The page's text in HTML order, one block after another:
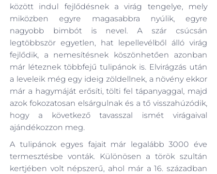
között indul fejlődésnek a virág tengelye, mely
miközben egyre magasabbra nyúlik, egyre
nagyobb bimbót is nevel. A szár csúcsán
legtöbbször egyetlen, hat lepellevélből álló virág
fejlődik, a nemesítésnek köszönhetően azonban
már léteznek többfejű tulipánok is. Elvirágzás után
a leveleik még egy ideig zöldellnek, a növény ekkor
már a hagymáját erősíti, tölti fel tápanyaggal, majd
azok fokozatosan elsárgulnak és a tő visszahúzódik,
hogy a következő tavasszal ismét virágaival
ajándékozzon meg.
A tulipánok egyes fajait már legalább 3000 éve
termesztésbe vonták. Különösen a török szultán
kertjében volt népszerű, ahol már a 16. században